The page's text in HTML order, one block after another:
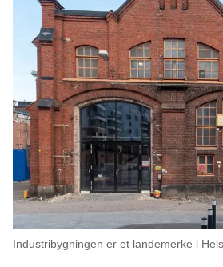
Industribygningen er et landemerke i